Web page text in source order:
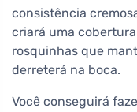
consistência
criará uma
rosquinhas que
derreterá na boca.
Você conseguirá